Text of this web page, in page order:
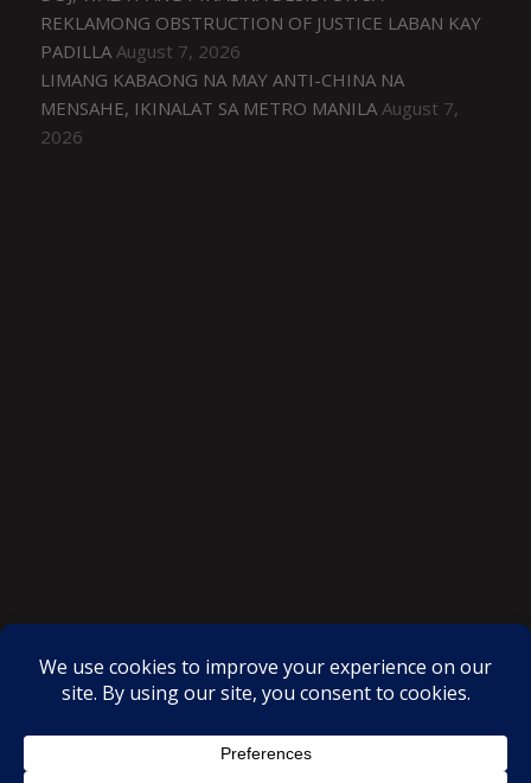
REKLAMONG OBSTRUCTION OF JUSTICE LABAN KAY
PADILLA August 7, 2026
LIMANG KABAONG NA MAY ANTI-CHINA NA
MENSAHE, IKINALAT SA METRO MANILA August 7,
2026